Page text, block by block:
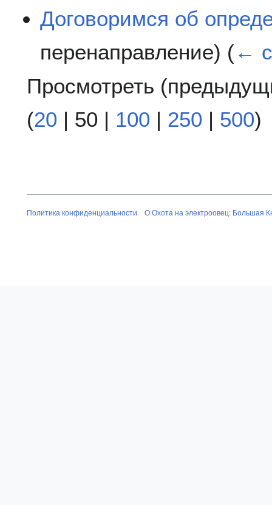
Договоримся об
перенаправление) (←
Просмотреть (
(20 | 50 | 100 | 250 | 500)
Политика конфиденциальности О Охота на электроовец: Большая